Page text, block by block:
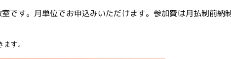
です。月単位でお申込みいただけます。参加費は月払制前納
す。